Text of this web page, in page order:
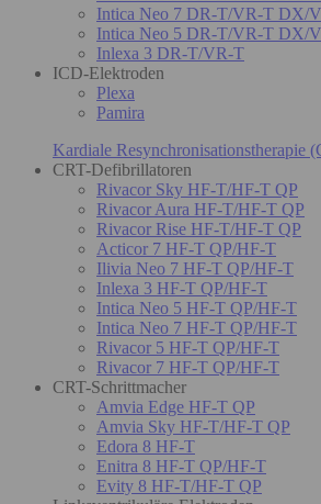
Intica Neo 7 DR-T/VR-T DX/
Intica Neo 5 DR-T/VR-T DX/
Inlexa 3 DR-T/VR-T
ICD-Elektroden
Plexa
Pamira
Kardiale Resynchronisationstherapie
CRT-Defibrillatoren
Rivacor Sky HF-T/HF-T QP
Rivacor Aura HF-T/HF-T QP
Rivacor Rise HF-T/HF-T QP
Acticor 7 HF-T QP/HF-T
Ilivia Neo 7 HF-T QP/HF-T
Inlexa 3 HF-T QP/HF-T
Intica Neo 5 HF-T QP/HF-T
Intica Neo 7 HF-T QP/HF-T
Rivacor 5 HF-T QP/HF-T
Rivacor 7 HF-T QP/HF-T
CRT-Schrittmacher
Amvia Edge HF-T QP
Amvia Sky HF-T/HF-T QP
Edora 8 HF-T
Enitra 8 HF-T QP/HF-T
Evity 8 HF-T/HF-T QP